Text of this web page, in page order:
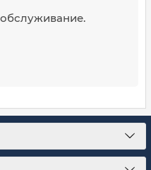
обслуживание.